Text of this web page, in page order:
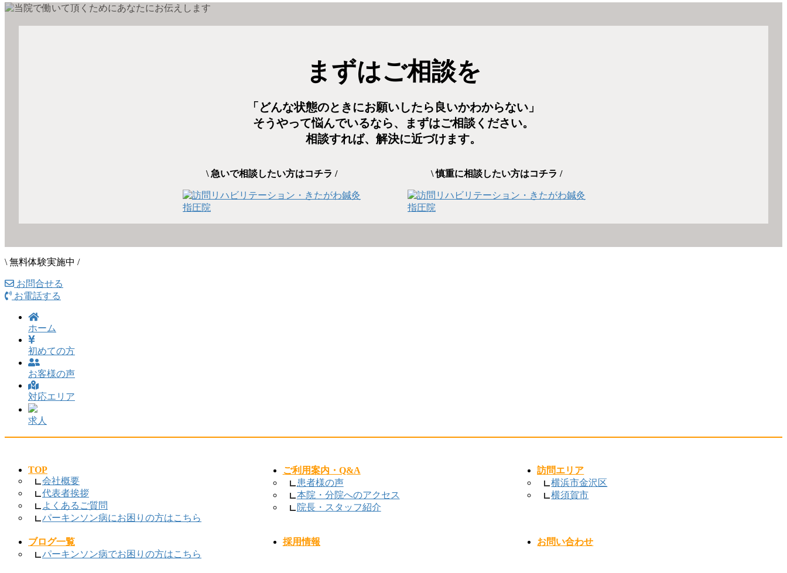
まずはご相談を
「どんな状態のときにお願いしたら良いかわからない」
そうやって悩んでいるなら、まずはご相談ください。
相談すれば、解決に近づけます。
\ 急いで相談したい方はコチラ / \ 慎重に相談したい方はコチラ /
\ 無料体験実施中 /
お問合せる
お電話する
ホーム
初めての方
お客様の声
対応エリア
求人
TOP
会社概要
代表者挨拶
よくあるご質問
パーキンソン病にお困りの方はこちら
ご利用案内・Q&A
患者様の声
本院・分院へのアクセス
院長・スタッフ紹介
訪問エリア
横浜市金沢区
横須賀市
ブログ一覧
パーキンソン病でお困りの方はこちら
採用情報 お問い合わせ